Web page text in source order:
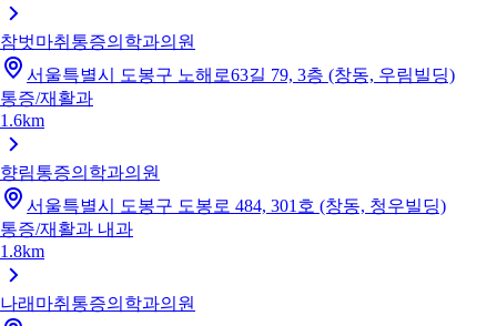
참벗마취통증의학과의원
서울특별시 도봉구 노해로63길 79, 3층 (창동, 우림빌딩)
통증/재활과
1.6km
향림통증의학과의원
서울특별시 도봉구 도봉로 484, 301호 (창동, 청우빌딩)
통증/재활과 내과
1.8km
나래마취통증의학과의원